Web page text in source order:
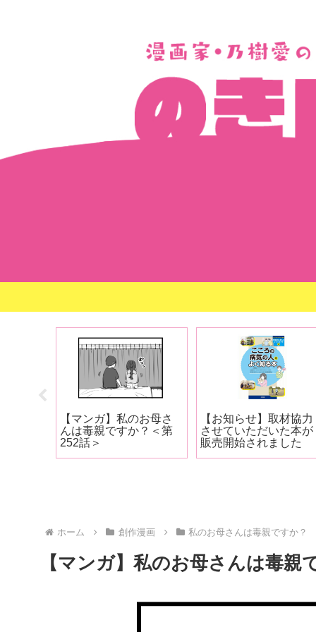
【マンガ】私のお母さ
んは毒親ですか？＜第
252話＞
【お知らせ】取材協力
させていただいた本が
販売開始されました
ホーム 創作漫画 私のお母さんは毒親ですか？
【マンガ】私のお母さんは毒親